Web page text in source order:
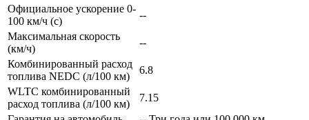
Официальное ускорение 0-
100 км/ч (с)
--
Максимальная скорость
(км/ч)
--
Комбинированный расход
топлива NEDC (л/100 км)
6.8
WLTC комбинированный
расход топлива (л/100 км)
7.15